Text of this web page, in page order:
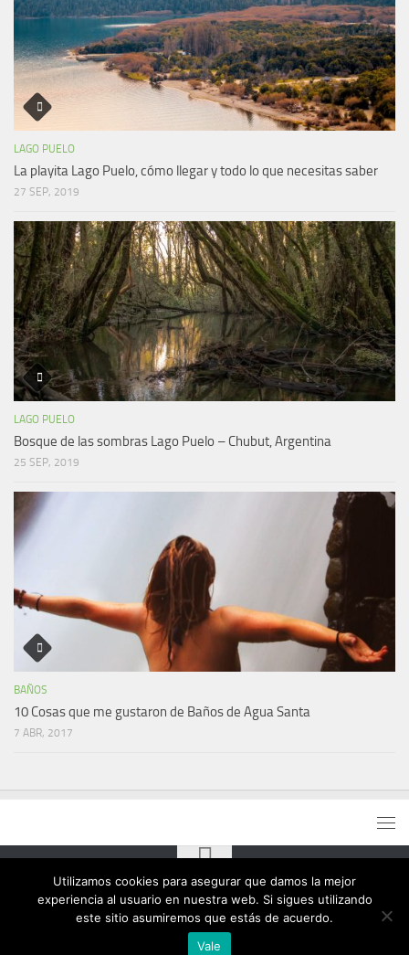
LAGO PUELO
La playita Lago Puelo, cómo llegar y todo lo que necesitas saber
27 SEP, 2019
LAGO PUELO
Bosque de las sombras Lago Puelo – Chubut, Argentina
25 SEP, 2019
BAÑOS
10 Cosas que me gustaron de Baños de Agua Santa
7 ABR, 2017
Utilizamos cookies para asegurar que damos la mejor
experiencia al usuario en nuestra web. Si sigues utilizando
este sitio asumiremos que estás de acuerdo.
Vale